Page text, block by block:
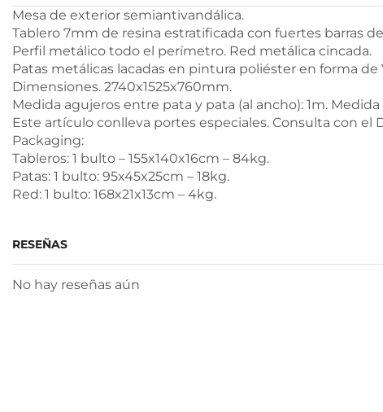
Mesa de exterior semiantivandálica.
Tablero 7mm de resina estratificada con fuertes barras
Perfil metálico todo el perímetro. Red metálica cincada.
Patas metálicas lacadas en pintura poliéster en forma
Dimensiones. 2740x1525x760mm.
Medida agujeros entre pata y pata (al ancho): 1m.
Este artículo conlleva portes especiales. Consulta con el
Packaging:
Tableros: 1 bulto – 155x140x16cm – 84kg.
Patas: 1 bulto: 95x45x25cm – 18kg.
Red: 1 bulto: 168x21x13cm – 4kg.
RESEÑAS
No hay reseñas aún